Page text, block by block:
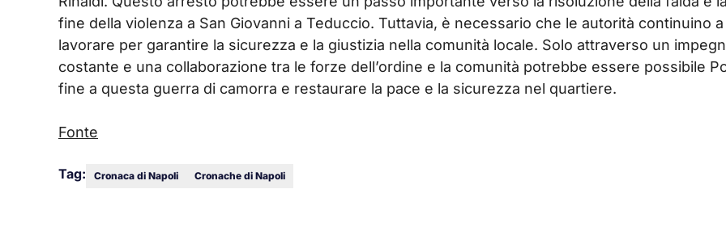
fine della violenza a San Giovanni a Teduccio. Tuttavia, è necessario che le autorità continuino a
lavorare per garantire la sicurezza e la giustizia nella comunità locale. Solo attraverso un
costante e una collaborazione tra le forze dell’ordine e la comunità potrebbe essere possibile
fine a questa guerra di camorra e restaurare la pace e la sicurezza nel quartiere.
Fonte
Tag: Cronaca di Napoli Cronache di Napoli